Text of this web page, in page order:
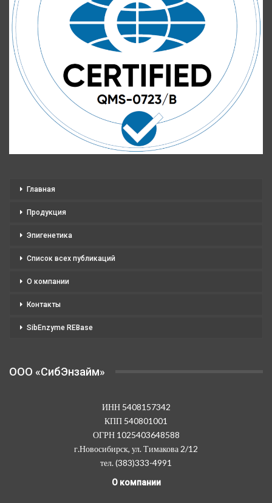
Главная
Продукция
Эпигенетика
Список всех публикаций
О компании
Контакты
SibEnzyme REBase
OOO «СибЭнзайм»
ИНН 5408157342
КПП 540801001
ОГРН 1025403648588
г.Новосибирск, ул. Тимакова 2/12
тел. (383)333-4991
О компании